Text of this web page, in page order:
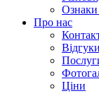
Ознаки
Про нас
Відгуки
Ціни